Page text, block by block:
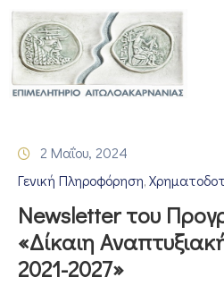
ΑΡΧΙΚΗ
ΓΕΜΗ
–
ΠΡΟΓΡΑΜΜΑΤΑ
ΕΠΙΜΕΛΗΤΗΡΙΟΥ
2 Μαΐου, 2024
Γενική Πληροφόρηση‚
Newsletter του
«Δίκαιη
2021-2027»